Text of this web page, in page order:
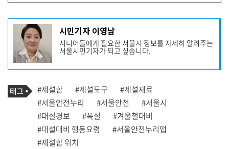
기
성
자
프
필
시민기자 이영남
시니어들에게 필요한 서울시 정보를 자세히 알려주는
서울시민기자가 되고 싶습니다.
사
관
련
태
그
태
그
#제설함 #제설도구
#제설재료
#서울안전누리
#서울안전
#서울시
#대설경보
#폭설
#겨울철대비
#대설대비 행동요령
#서울안전누리앱
#제설함 위치